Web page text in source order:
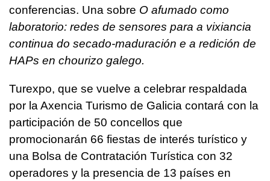
conferencias. Una sobre O afumado como
laboratorio: redes de sensores para a vixiancia
continua do secado-maduración e a redición de
HAPs en chourizo galego.
Turexpo, que se vuelve a celebrar respaldada
por la Axencia Turismo de Galicia contará con la
participación de 50 concellos que
promocionarán 66 fiestas de interés turístico y
una Bolsa de Contratación Turística con 32
operadores y la presencia de 13 países en